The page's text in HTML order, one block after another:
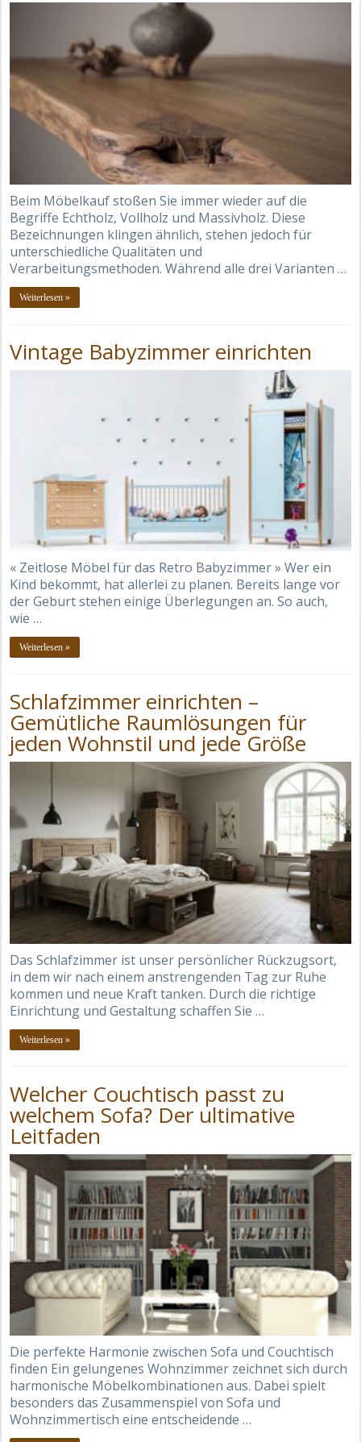
Beim Möbelkauf stoßen Sie immer wieder auf die
Begriffe Echtholz, Vollholz und Massivholz. Diese
Bezeichnungen klingen ähnlich, stehen jedoch für
unterschiedliche Qualitäten und
Verarbeitungsmethoden. Während alle drei Varianten …
Weiterlesen »
Vintage Babyzimmer einrichten
« Zeitlose Möbel für das Retro Babyzimmer » Wer ein
Kind bekommt, hat allerlei zu planen. Bereits lange vor
der Geburt stehen einige Überlegungen an. So auch,
wie …
Weiterlesen »
Schlafzimmer einrichten –
Gemütliche Raumlösungen für
jeden Wohnstil und jede Größe
Das Schlafzimmer ist unser persönlicher Rückzugsort,
in dem wir nach einem anstrengenden Tag zur Ruhe
kommen und neue Kraft tanken. Durch die richtige
Einrichtung und Gestaltung schaffen Sie …
Weiterlesen »
Welcher Couchtisch passt zu
welchem Sofa? Der ultimative
Leitfaden
Die perfekte Harmonie zwischen Sofa und Couchtisch
finden Ein gelungenes Wohnzimmer zeichnet sich durch
harmonische Möbelkombinationen aus. Dabei spielt
besonders das Zusammenspiel von Sofa und
Wohnzimmertisch eine entscheidende …